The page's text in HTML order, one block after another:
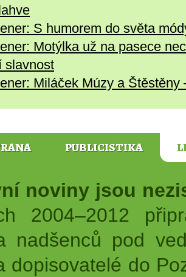
S humorem do světa
Motýlka už na pasece
slavnost
Miláček Múzy a Štěstěny
PUBLICISTIKA
noviny jsou
2004–2012
nadšenců pod
dopisovatelé do